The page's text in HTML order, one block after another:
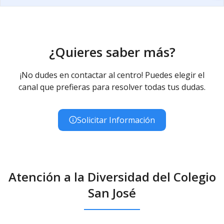
¿Quieres saber más?
¡No dudes en contactar al centro! Puedes elegir el
canal que prefieras para resolver todas tus dudas.
Solicitar Información
Atención a la Diversidad del Colegio
San José